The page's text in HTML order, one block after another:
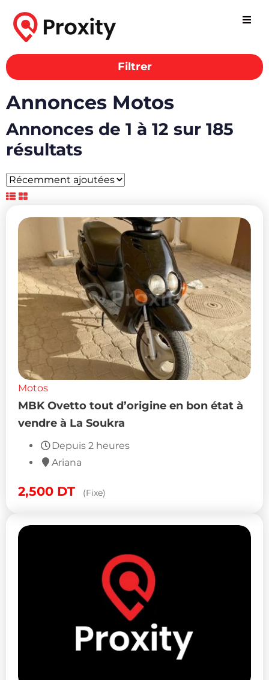
Filtrer
Annonces Motos
Annonces de 1 à 12 sur 185
résultats
Motos
MBK Ovetto tout d’origine en bon état à
vendre à La Soukra
Depuis 2 heures
Ariana
2,500 DT (Fixe)